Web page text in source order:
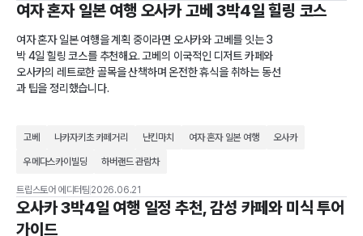
여자 혼자 일본 여행 오사카 고베 3박4일 힐링 코스
여자 혼자 일본 여행을 계획 중이라면 오사카와 고베를 잇는 3
박 4일 힐링 코스를 추천해요. 고베의 이국적인 디저트 카페와
오사카의 레트로한 골목을 산책하며 온전한 휴식을 취하는 동선
과 팁을 정리했습니다.
고베 나카자키초 카페거리 난킨마치 여자 혼자 일본 여행 오사카
우메다스카이빌딩 하버랜드 관람차
트립스토어 에디터팀 2026.06.21
오사카 3박4일 여행 일정 추천, 감성 카페와 미식 투어
가이드